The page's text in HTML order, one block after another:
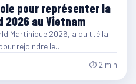
pour représenter la
2026 au Vietnam
Martinique 2026, a quitté la
rejoindre le…
⏱ 2 min